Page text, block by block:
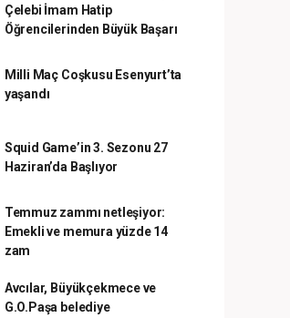
Çelebi İmam Hatip
Öğrencilerinden Büyük Başarı
Milli Maç Coşkusu Esenyurt’ta
yaşandı
Squid Game’in 3. Sezonu 27
Haziran’da Başlıyor
Temmuz zammı netleşiyor:
Emekli ve memura yüzde 14
zam
Avcılar, Büyükçekmece ve
G.O.Paşa belediye